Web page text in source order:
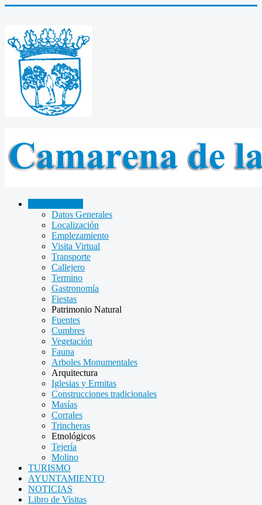
Datos Generales
Localización
Emplezamiento
Visita Virtual
Transporte
Callejero
Termino
Gastronomía
Fiestas
Patrimonio Natural
Fuentes
Cumbres
Vegetación
Fauna
Arboles Monumentales
Arquitectura
Iglesias y Ermitas
Construcciones tradicionales
Masías
Corrales
Trincheras
Etnológicos
Tejería
Molino
TURISMO
AYUNTAMIENTO
NOTICIAS
Libro de Visitas